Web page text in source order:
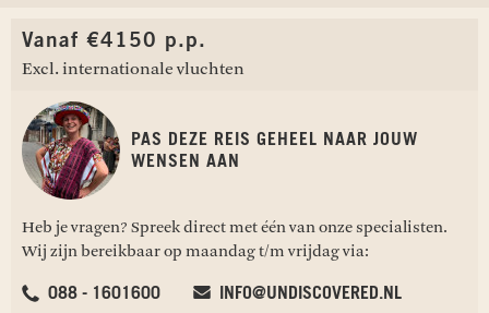
Vanaf €4150 p.p.
Excl. internationale vluchten
PAS DEZE REIS GEHEEL NAAR JOUW
WENSEN AAN
Heb je vragen? Spreek direct met één van onze specialisten.
Wij zijn bereikbaar op maandag t/m vrijdag via:
088 - 1601600 INFO@UNDISCOVERED.NL